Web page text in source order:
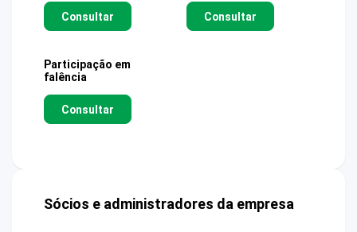
Consultar Consultar
Participação em
falência
Consultar
Sócios e administradores da empresa